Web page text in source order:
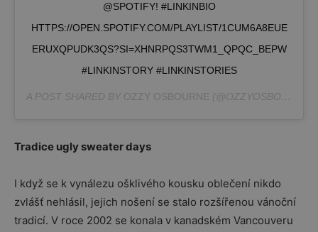
@SPOTIFY! #LINKINBIO
HTTPS://OPEN.SPOTIFY.COM/PLAYLIST/1CUM6A8EUE
ERUXQPUDK3QS?SI=XHNRPQS3TWM1_QPQC_BEPW
#LINKINSTORY #LINKINSTORIES
A POST SHARED BY OZZY OSBOURNE (@OZZYOSBOURNE) ON
Tradice ugly sweater days
I když se k vynálezu ošklivého kousku oblečení nikdo
zvlášť nehlásil, jejich nošení se stalo rozšířenou vánoční
tradicí. V roce 2002 se konala v kanadském Vancouveru